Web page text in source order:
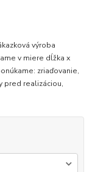
výroba
v miere dĺžka x
zriaďovanie,
pred realizáciou,